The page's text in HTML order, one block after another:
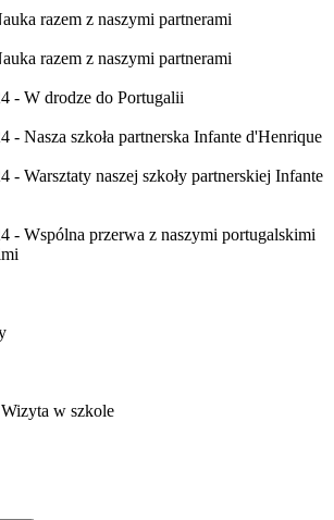
razem z naszymi partnerami
razem z naszymi partnerami
- W drodze do Portugalii
- Nasza szkoła partnerska Infante d'Henrique
- Warsztaty naszej szkoły partnerskiej Infante
- Wspólna przerwa z naszymi portugalskimi
w szkole